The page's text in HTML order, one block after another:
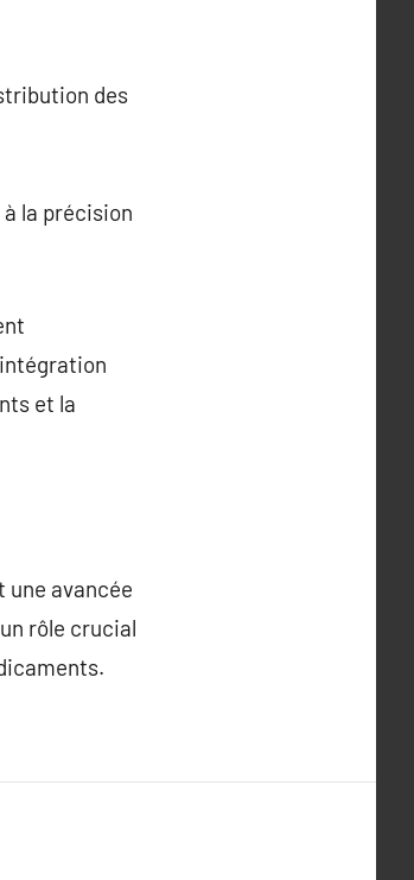
des
la précision
et la
une avancée
rôle crucial